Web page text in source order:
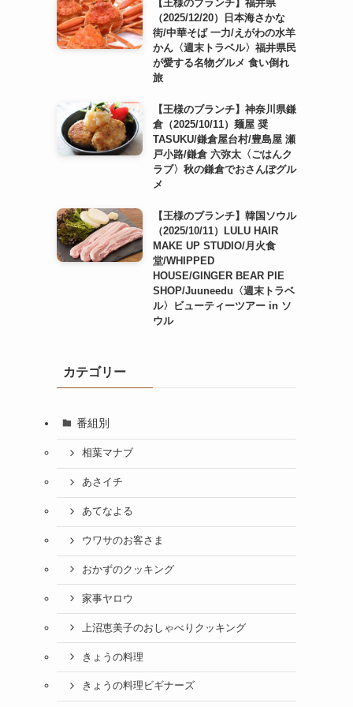
【王様のブランチ】福井県
（2025/12/20）日本海さかな
街/中華そば 一力/えがわの水羊
かん〈週末トラベル〉福井県民
が愛する名物グルメ 食い倒れ
旅
【王様のブランチ】神奈川県鎌
倉（2025/10/11）麺屋 奨
TASUKU/鎌倉屋台村/豊島屋 瀬
戸小路/鎌倉 六弥太〈ごはんク
ラブ〉秋の鎌倉でおさんぽグル
メ
【王様のブランチ】韓国ソウル
（2025/10/11）LULU HAIR
MAKE UP STUDIO/月火食
堂/WHIPPED
HOUSE/GINGER BEAR PIE
SHOP/Juuneedu〈週末トラベ
ル〉ビューティーツアー in ソ
ウル
カテゴリー
番組別
相葉マナブ
あさイチ
あてなよる
ウワサのお客さま
おかずのクッキング
家事ヤロウ
上沼恵美子のおしゃべりクッキング
きょうの料理
きょうの料理ビギナーズ